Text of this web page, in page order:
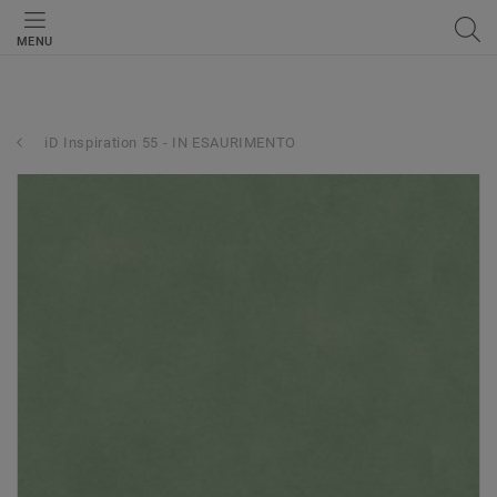
MENU
iD Inspiration 55 - IN ESAURIMENTO